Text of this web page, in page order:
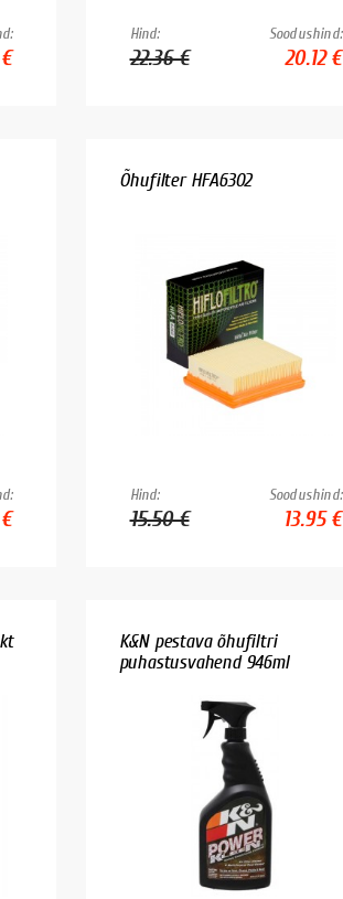
Hind:
22.36 €
Soodushind:
20.12 €
Õhufilter HFA6302
Hind:
15.50 €
Soodushind:
13.95 €
K&N pestava õhufiltri
puhastusvahend 946ml